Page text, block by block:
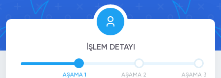
İŞLEM DETAYI
AŞAMA 1 AŞAMA 2 AŞAMA 3